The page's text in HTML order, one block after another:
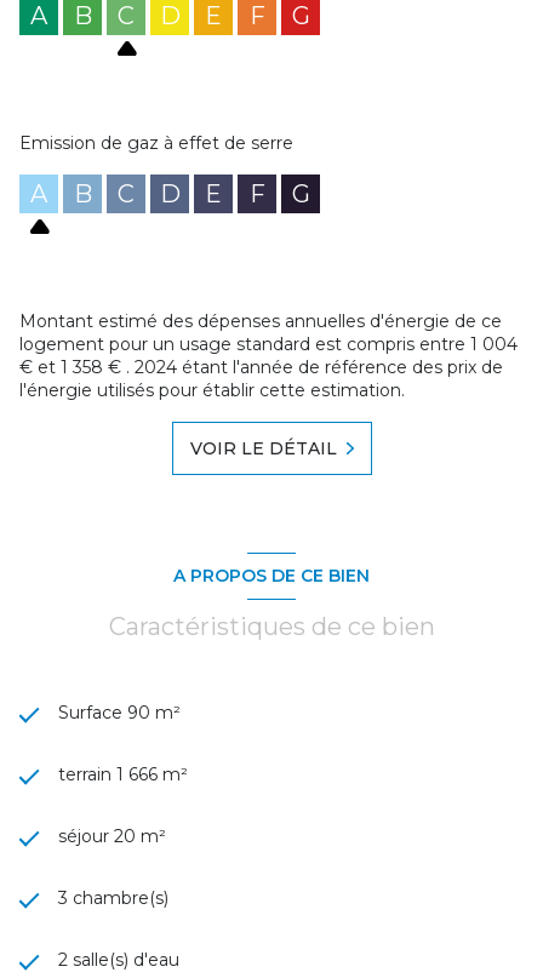
A B C D E F G
Emission de gaz à effet de serre
A B C D E F G
Montant estimé des dépenses annuelles d'énergie de ce
logement pour un usage standard est compris entre 1 004
€ et 1 358 € . 2024 étant l'année de référence des prix de
l'énergie utilisés pour établir cette estimation.
VOIR LE DÉTAIL
A PROPOS DE CE BIEN
Caractéristiques de ce bien
Surface 90 m²
terrain 1 666 m²
séjour 20 m²
3 chambre(s)
2 salle(s) d'eau